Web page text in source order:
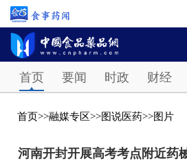
首页 要闻 时政 财经
首页>>融媒专区>>图说医药>>图片
河南开封开展高考考点附近药